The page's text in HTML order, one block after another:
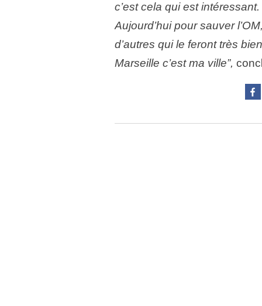
c’est cela qui est
Aujourd’hui pour sauver
d’autres qui le feront très
Marseille c’est ma ville”,